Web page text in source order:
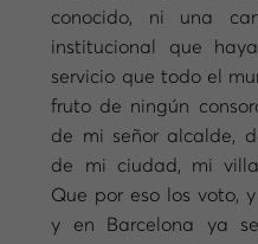
conocido, ni una
institucional que
servicio que todo el
fruto de ningún
de mi señor alcalde,
de mi ciudad, mi
Que por eso los voto,
y en Barcelona ya